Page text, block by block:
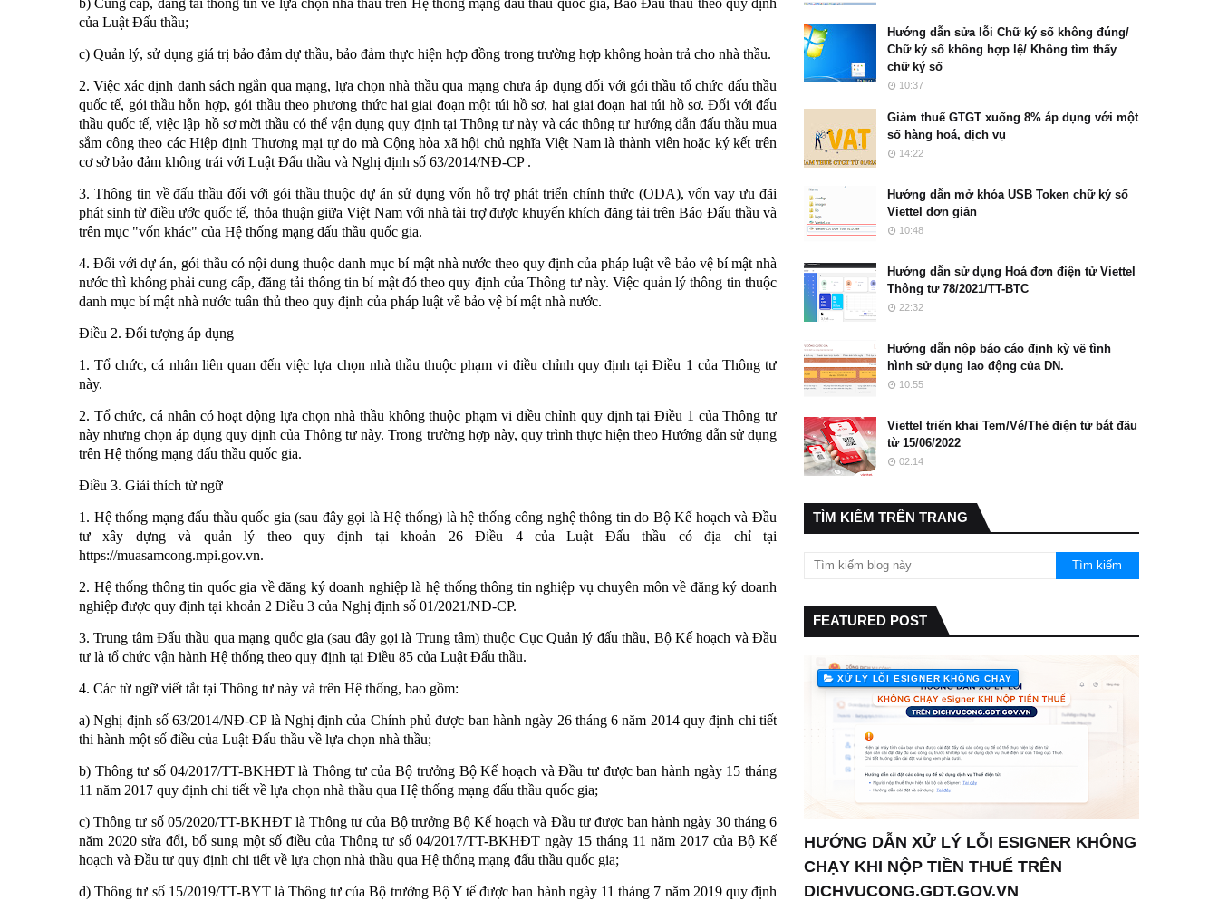
b) Cung cấp, đăng tải thông tin về lựa chọn nhà thầu trên Hệ thống mạng đấu thầu quốc gia, Báo Đấu thầu theo quy định
của Luật Đấu thầu;
c) Quản lý, sử dụng giá trị bảo đảm dự thầu, bảo đảm thực hiện hợp đồng trong trường hợp không hoàn trả cho nhà thầu.
2. Việc xác định danh sách ngắn qua mạng, lựa chọn nhà thầu qua mạng chưa áp dụng đối với gói thầu tổ chức đấu thầu
quốc tế, gói thầu hỗn hợp, gói thầu theo phương thức hai giai đoạn một túi hồ sơ, hai giai đoạn hai túi hồ sơ. Đối với đấu
thầu quốc tế, việc lập hồ sơ mời thầu có thể vận dụng quy định tại Thông tư này và các thông tư hướng dẫn đấu thầu mua
sắm công theo các Hiệp định Thương mại tự do mà Cộng hòa xã hội chủ nghĩa Việt Nam là thành viên hoặc ký kết trên
cơ sở bảo đảm không trái với Luật Đấu thầu và Nghị định số 63/2014/NĐ-CP .
3. Thông tin về đấu thầu đối với gói thầu thuộc dự án sử dụng vốn hỗ trợ phát triển chính thức (ODA), vốn vay ưu đãi
phát sinh từ điều ước quốc tế, thỏa thuận giữa Việt Nam với nhà tài trợ được khuyến khích đăng tải trên Báo Đấu thầu và
trên mục "vốn khác" của Hệ thống mạng đấu thầu quốc gia.
4. Đối với dự án, gói thầu có nội dung thuộc danh mục bí mật nhà nước theo quy định của pháp luật về bảo vệ bí mật nhà
nước thì không phải cung cấp, đăng tải thông tin bí mật đó theo quy định của Thông tư này. Việc quản lý thông tin thuộc
danh mục bí mật nhà nước tuân thủ theo quy định của pháp luật về bảo vệ bí mật nhà nước.
Điều 2. Đối tượng áp dụng
1. Tổ chức, cá nhân liên quan đến việc lựa chọn nhà thầu thuộc phạm vi điều chỉnh quy định tại Điều 1 của Thông tư
này.
2. Tổ chức, cá nhân có hoạt động lựa chọn nhà thầu không thuộc phạm vi điều chỉnh quy định tại Điều 1 của Thông tư
này nhưng chọn áp dụng quy định của Thông tư này. Trong trường hợp này, quy trình thực hiện theo Hướng dẫn sử dụng
trên Hệ thống mạng đấu thầu quốc gia.
Điều 3. Giải thích từ ngữ
1. Hệ thống mạng đấu thầu quốc gia (sau đây gọi là Hệ thống) là hệ thống công nghệ thông tin do Bộ Kế hoạch và Đầu
tư xây dựng và quản lý theo quy định tại khoản 26 Điều 4 của Luật Đấu thầu có địa chỉ tại
https://muasamcong.mpi.gov.vn.
2. Hệ thống thông tin quốc gia về đăng ký doanh nghiệp là hệ thống thông tin nghiệp vụ chuyên môn về đăng ký doanh
nghiệp được quy định tại khoản 2 Điều 3 của Nghị định số 01/2021/NĐ-CP.
3. Trung tâm Đấu thầu qua mạng quốc gia (sau đây gọi là Trung tâm) thuộc Cục Quản lý đấu thầu, Bộ Kế hoạch và Đầu
tư là tổ chức vận hành Hệ thống theo quy định tại Điều 85 của Luật Đấu thầu.
4. Các từ ngữ viết tắt tại Thông tư này và trên Hệ thống, bao gồm:
a) Nghị định số 63/2014/NĐ-CP là Nghị định của Chính phủ được ban hành ngày 26 tháng 6 năm 2014 quy định chi tiết
thi hành một số điều của Luật Đấu thầu về lựa chọn nhà thầu;
b) Thông tư số 04/2017/TT-BKHĐT là Thông tư của Bộ trưởng Bộ Kế hoạch và Đầu tư được ban hành ngày 15 tháng
11 năm 2017 quy định chi tiết về lựa chọn nhà thầu qua Hệ thống mạng đấu thầu quốc gia;
c) Thông tư số 05/2020/TT-BKHĐT là Thông tư của Bộ trưởng Bộ Kế hoạch và Đầu tư được ban hành ngày 30 tháng 6
năm 2020 sửa đổi, bổ sung một số điều của Thông tư số 04/2017/TT-BKHĐT ngày 15 tháng 11 năm 2017 của Bộ Kế
hoạch và Đầu tư quy định chi tiết về lựa chọn nhà thầu qua Hệ thống mạng đấu thầu quốc gia;
d) Thông tư số 15/2019/TT-BYT là Thông tư của Bộ trưởng Bộ Y tế được ban hành ngày 11 tháng 7 năm 2019 quy định
Hướng dẫn sửa lỗi Chữ ký số không đúng/
Chữ ký số không hợp lệ/ Không tìm thấy
chữ ký số
10:37
Giảm thuế GTGT xuống 8% áp dụng với một
số hàng hoá, dịch vụ
14:22
Hướng dẫn mở khóa USB Token chữ ký số
Viettel đơn giản
10:48
Hướng dẫn sử dụng Hoá đơn điện tử Viettel
Thông tư 78/2021/TT-BTC
22:32
Hướng dẫn nộp báo cáo định kỳ về tình
hình sử dụng lao động của DN.
10:55
Viettel triển khai Tem/Vé/Thẻ điện tử bắt đầu
từ 15/06/2022
02:14
TÌM KIẾM TRÊN TRANG
FEATURED POST
XỬ LÝ LỖI ESIGNER KHÔNG CHẠY
HƯỚNG DẪN XỬ LÝ LỖI ESIGNER KHÔNG
CHẠY KHI NỘP TIỀN THUẾ TRÊN
DICHVUCONG.GDT.GOV.VN